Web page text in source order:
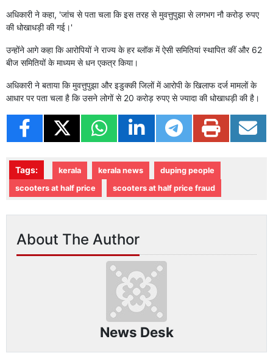
अधिकारी ने कहा, 'जांच से पता चला कि इस तरह से मुवत्तुपुझा से लगभग नौ करोड़ रुपए
की धोखाधड़ी की गई।'
उन्होंने आगे कहा कि आरोपियों ने राज्य के हर ब्लॉक में ऐसी समितियां स्थापित कीं और 62
बीज समितियों के माध्यम से धन एकत्र किया।
अधिकारी ने बताया कि मुवत्तुपुझा और इडुक्की जिलों में आरोपी के खिलाफ दर्ज मामलों के
आधार पर पता चला है कि उसने लोगों से 20 करोड़ रुपए से ज्यादा की धोखाधड़ी की है।
Tags: kerala kerala news
duping people
scooters at half price
scooters at half price fraud
About The Author
News Desk